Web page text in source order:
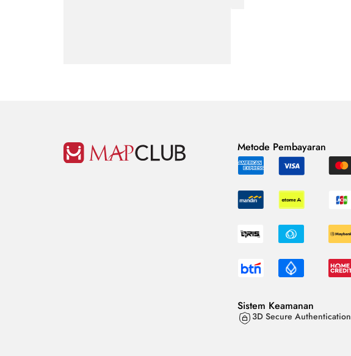
Metode Pembayaran
Sistem Keamanan
3D Secure Authentication